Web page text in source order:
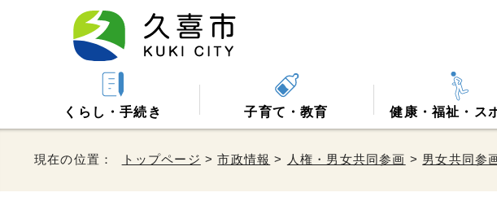
くらし・手続き 子育て・教育 健康・福祉・ス
現在の位置： トップページ >市政情報 > 人権・男女共同参画 > 男女共同参